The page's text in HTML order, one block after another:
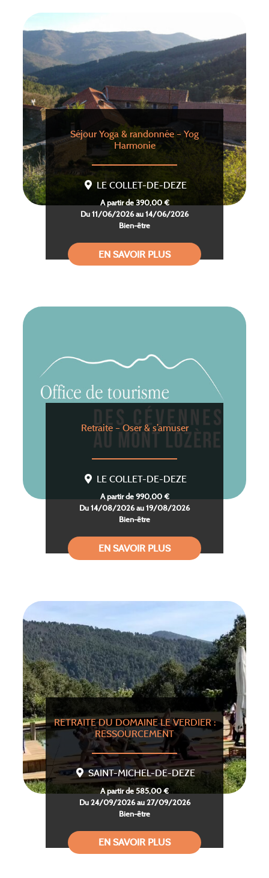
Séjour Yoga & randonnée – Yog
Harmonie
LE COLLET-DE-DEZE
A partir de 390,00 €
Du 11/06/2026 au 14/06/2026
Bien-être
EN SAVOIR PLUS
Retraite – Oser & s’amuser
LE COLLET-DE-DEZE
A partir de 990,00 €
Du 14/08/2026 au 19/08/2026
Bien-être
EN SAVOIR PLUS
RETRAITE DU DOMAINE LE VERDIER :
RESSOURCEMENT
SAINT-MICHEL-DE-DEZE
A partir de 585,00 €
Du 24/09/2026 au 27/09/2026
Bien-être
EN SAVOIR PLUS